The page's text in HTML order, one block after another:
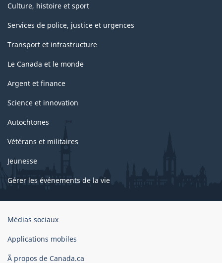
Culture, histoire et sport
Services de police, justice et urgences
Transport et infrastructure
Le Canada et le monde
Argent et finance
Science et innovation
Autochtones
Vétérans et militaires
Jeunesse
Gérer les événements de la vie
Organisation
gouvernement
Canada
Médias sociaux
Applications mobiles
Ã propos de Canada.ca